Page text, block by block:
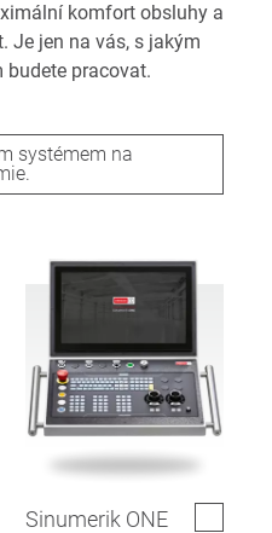
komfort obsluhy a
Je jen na vás, s jakým
budete pracovat.
systémem na
Sinumerik ONE